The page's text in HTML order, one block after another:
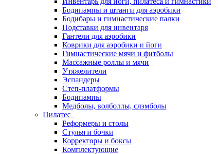
Бодипампы и штанги для аэробики
Бодибары и гимнастические палки
Подставки для инвентаря
Гантели для аэробики
Коврики для аэробики и йоги
Гимнастические мячи и фитболы
Массажные роллы и мячи
Утяжелители
Эспандеры
Степ-платформы
Бодипампы
Медболы, волболлы, слэмболы
Пилатес
Реформеры и столы
Стулья и бочки
Корректоры и боксы
Комплектующие